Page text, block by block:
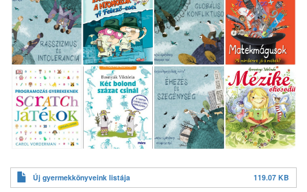
Új gyermekkönyveink listája 119.07 KB